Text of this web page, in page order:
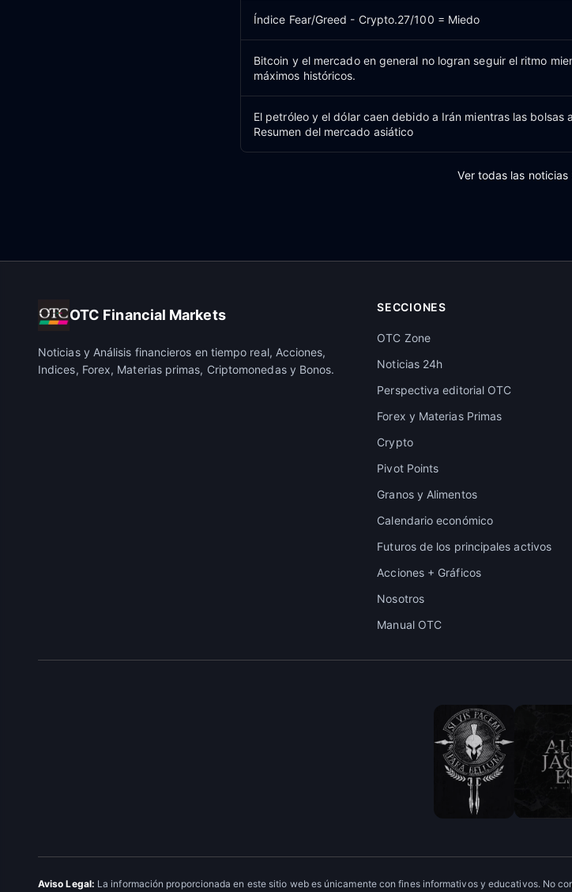
Índice Fear/Greed - Crypto.27/100 = Miedo
Bitcoin y el mercado en general no logran seguir el ritmo
máximos históricos.
El petróleo y el dólar caen debido a Irán mientras las bolsas
Resumen del mercado asiático
Ver todas las noticias
OTC Financial Markets
Noticias y Análisis financieros en tiempo real, Acciones,
Indices, Forex, Materias primas, Criptomonedas y Bonos.
SECCIONES
OTC Zone
Noticias 24h
Perspectiva editorial OTC
Forex y Materias Primas
Crypto
Pivot Points
Granos y Alimentos
Calendario económico
Futuros de los principales activos
Acciones + Gráficos
Nosotros
Manual OTC
Aviso Legal: La información proporcionada en este sitio web es únicamente con fines informativos y educativos. No